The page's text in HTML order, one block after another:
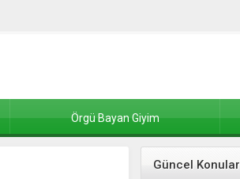
Örgü Bayan Giyim
Güncel Konular